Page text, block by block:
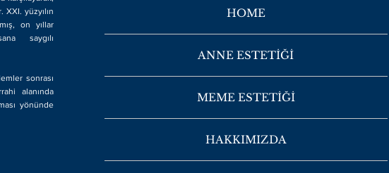
AMELİYATI
yüzyılın
on yıllar
saygılı
sonrası
alanında
yönünde
HOME
ANNE ESTETİĞİ
MEME ESTETİĞİ
HAKKIMIZDA